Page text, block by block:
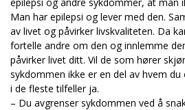
Man har epilepsi og lever med den.
av livet og påvirker livskvaliteten. Da
fortelle andre om den og innlemme
påvirker livet ditt. Vil de som hører
sykdommen ikke er en del av hvem
i de fleste tilfeller ja.
– Du avgrenser sykdommen ved å